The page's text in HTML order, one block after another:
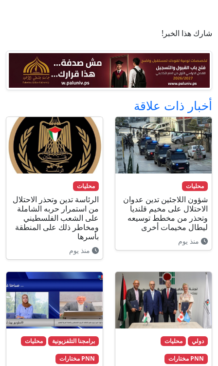
شارك هذا الخبر!
أخبار ذات علاقة
محليات
شؤون اللاجئين تدين عدوان
الاحتلال على مخيم قلنديا
وتحذر من مخطط توسيعه
ليطال مخيمات أخرى
منذ يوم
محليات
الرئاسة تدين وتحذر الاحتلال
من استمرار حربه الشاملة
على الشعب الفلسطيني
ومخاطر ذلك على المنطقة
بأسرها
منذ يوم
دولي محليات
PNN مختارات
برامجنا التلفزيونية محليات
PNN مختارات